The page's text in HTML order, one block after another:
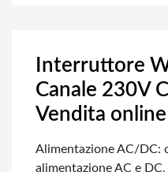
Interruttore
Canale 230V
Vendita online
Alimentazione AC/DC:
alimentazione AC e